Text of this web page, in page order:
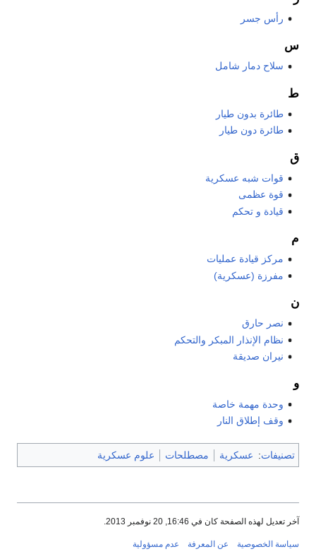
رأس جسر
س
سلاح دمار شامل
ط
طائرة بدون طيار
طائرة دون طيار
ق
قوات شبه عسكرية
قوة عظمى
قيادة و تحكم
م
مركز قيادة عمليات
مفرزة (عسكرية)
ن
نصر حارق
نظام الإنذار المبكر والتحكم
نيران صديقة
و
وحدة مهمة خاصة
وقف إطلاق النار
تصنيفات: عسكرية مصطلحات علوم عسكرية
آخر تعديل لهذه الصفحة كان في 16:46, 20 نوفمبر 2013.
سياسة الخصوصية عن المعرفة عدم مسؤولية